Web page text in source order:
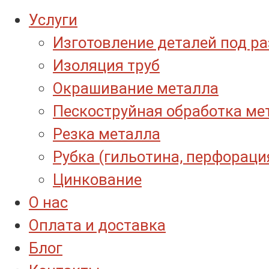
Услуги
Изготовление деталей под
Изоляция труб
Окрашивание металла
Пескоструйная обработка
Резка металла
Рубка (гильотина,
Цинкование
О нас
Оплата и доставка
Блог